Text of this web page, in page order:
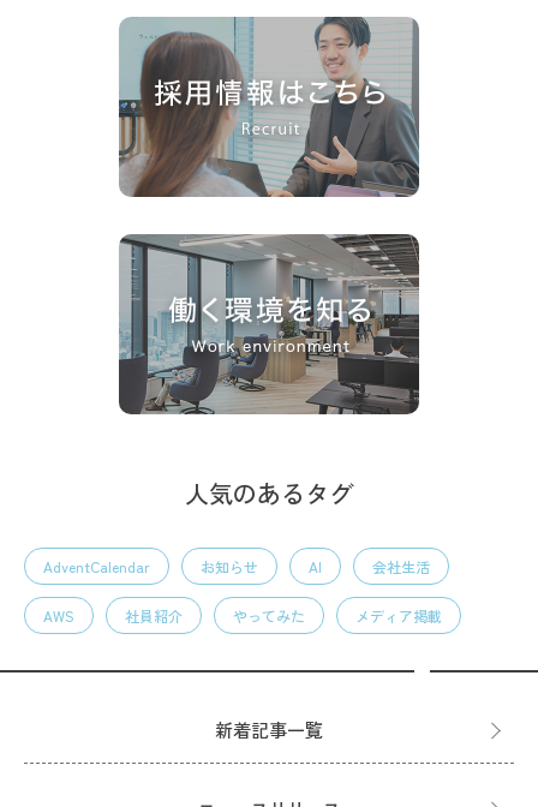
人気のあるタグ
AdventCalendar お知らせ AI 会社生活
AWS 社員紹介 やってみた メディア掲載
新着記事一覧